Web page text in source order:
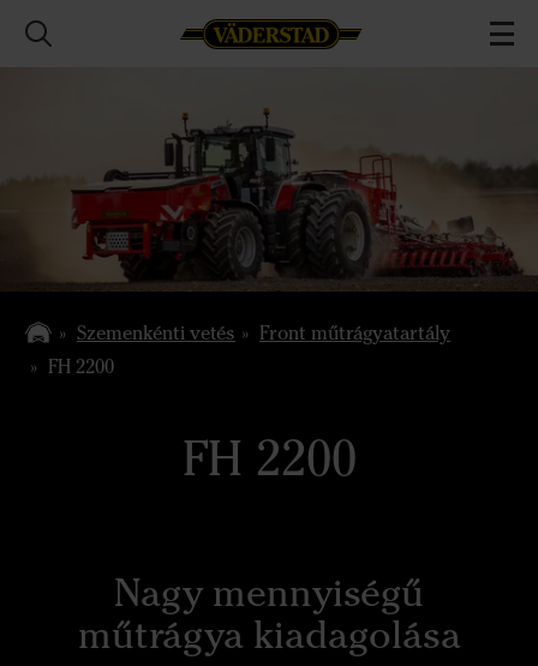
Szemenkénti vetés
Front műtrágyatartály
FH 2200
FH 2200
Nagy mennyiségű
műtrágya kiadagolása